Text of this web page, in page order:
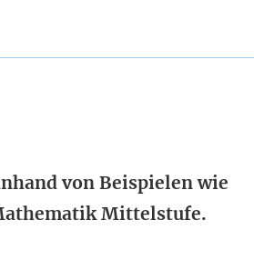
von Beispielen wie
Mittelstufe.